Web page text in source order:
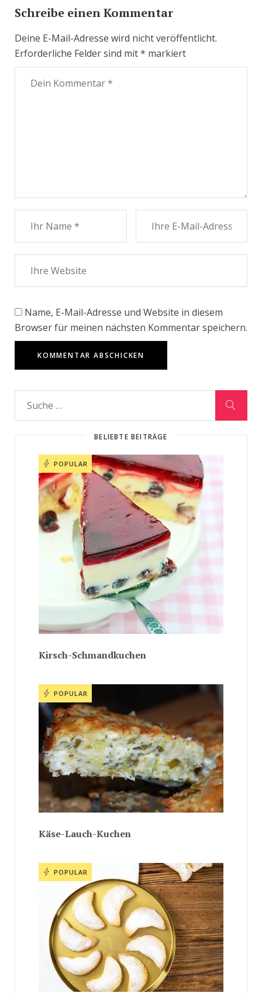
Schreibe einen Kommentar
Deine E-Mail-Adresse wird nicht veröffentlicht.
Erforderliche Felder sind mit* markiert
Name, E-Mail-Adresse und Website in diesem
Browser für meinen nächsten Kommentar speichern.
BELIEBTE BEITRÄGE
POPULAR
Kirsch-Schmandkuchen
POPULAR
Käse-Lauch-Kuchen
POPULAR